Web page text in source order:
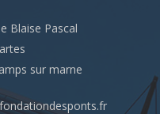
Blaise Pascal
sur marne